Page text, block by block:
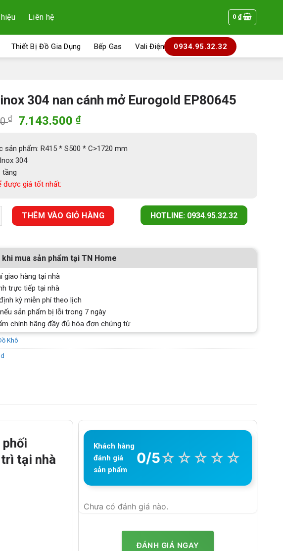
Liên hệ 0 ₫
Thiết Bị Đồ Gia Dụng Bếp Gas Vali Điện 0934.95.32.32
304 nan cánh mở Eurogold EP80645
₫
Giá
là:
10.990.000 ₫.
7.143.500 ₫Giá
tại
sản phẩm: R415 * S500 * C>1720 mm
304
tầng
được giá tốt nhất:
nan cánh mở Eurogold EP80645 số lượng
THÊM VÀO GIỎ HÀNG HOTLINE: 0934.95.32.32
mua sản phẩm tại TN Home
giao hàng tại nhà
trực tiếp tại nhà
kỳ miễn phí theo lịch
sản phẩm bị lỗi trong 7 ngày
chính hãng đầy đủ hóa đơn chứng từ
Khô
tại nhà
Khách hàng
đánh giá
sản phẩm
0/5☆ ☆ ☆ ☆ ☆
Chưa có đánh giá nào.
ĐÁNH GIÁ NGAY